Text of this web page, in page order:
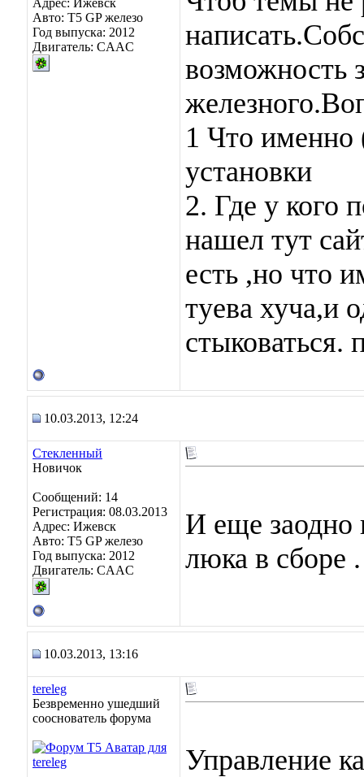
Адрес: Ижевск
Авто: Т5 GP железо
Год выпуска: 2012
Двигатель: CAAC
возможность
1 Что именно
установки
2. Где у кого
нашел тут
есть ,но что
туева хуча,и
стыковаться.
10.03.2013, 12:24
Стекленный
Новичок
Сообщений: 14
Регистрация: 08.03.2013
Адрес: Ижевск
Авто: Т5 GP железо
Год выпуска: 2012
Двигатель: CAAC
И еще заодно
люка в сборе .
10.03.2013, 13:16
tereleg
Безвременно ушедший
сооснователь форума
Управление